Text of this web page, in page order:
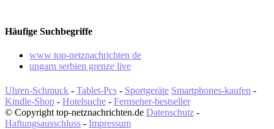
Häufige Suchbegriffe
www top-netznachrichten de
ungarn serbien grenze live
Uhren-Schmuck - Tablet-Pcs - Sportgeräte Smartphones-kaufen -
Kindle-Shop - Hotelsuche - Fernseher-bestseller
© Copyright top-netznachrichten.de Datenschutz -
Haftungsausschluss - Impressum